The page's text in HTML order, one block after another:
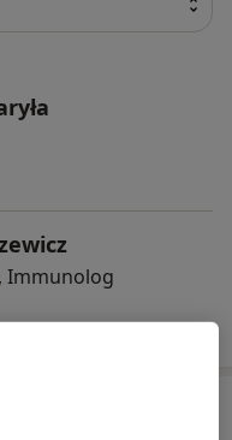
Immunolog